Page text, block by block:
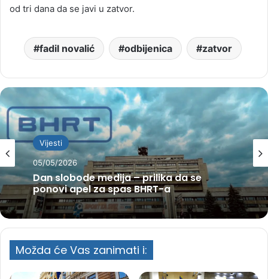
od tri dana da se javi u zatvor.
fadil novalić odbijenica zatvor
Vijesti
05/05/2026
Dan slobode medija – prilika da se
ponovi apel za spas BHRT-a
Možda će Vas zanimati i: